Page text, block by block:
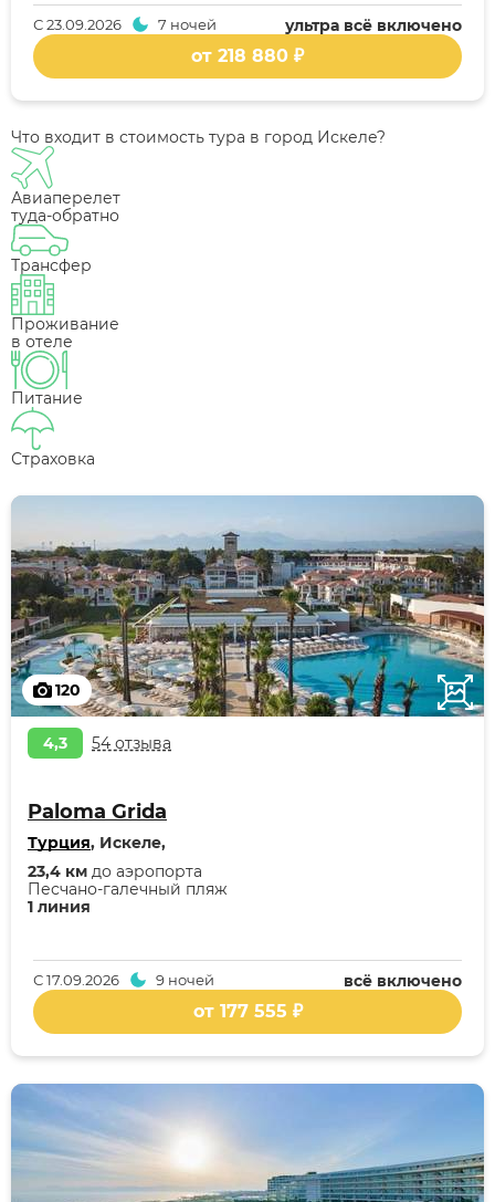
ультра всё включено
С23.09.2026 7 ночей
от 218 880 ₽
Что входит в стоимость тура в город Искеле?
Авиаперелет
туда-обратно
Трансфер
Проживание
в отеле
Питание
Страховка
120
4,3 54 отзыва
Paloma Grida
Турция, Искеле,
1 линия
Песчано-галечный пляж
23,4 км до аэропорта
всё включено
С17.09.2026 9 ночей
от 177 555 ₽